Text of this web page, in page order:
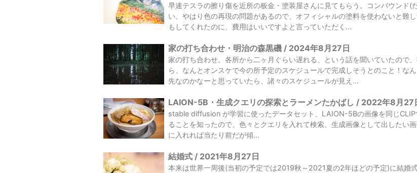
早速テスラの擦り傷を近所の板金・塗装屋さんに見てもらう。コンバウンド(
い。やはり色の再現の問題があるので、オフィシャルの塗料を使わないと難
もしてくれたのに、費用はいいですよと言っていただく...
家の打ち合わせ・明治の森黒磯 / 2024年8月27日
家の打ち合わせ。各所から二ヶ月ぐらい遅れる、という話を聞いていたので
ら、なんとオンスケで今の所予定のスケジュールで完成しそうとのこと！な
先なのかなーと思っていたら、諸々のスケジュールが見え...
LAION-5B・生成クエリの探索とラーメンたかばし / 2022年8月27
stable diffusion が学習に使ったデータセット、LAION-5Bの画像を同じ
ることを知ったので、色々とクエリを入れて検索。生成画像として出したい
に入れれば当たり前だが傾...
結婚式 / 2021年8月27日
本来は世界一周後(当初の予定では2019秋～2021夏の2年ほどの予定)に結婚